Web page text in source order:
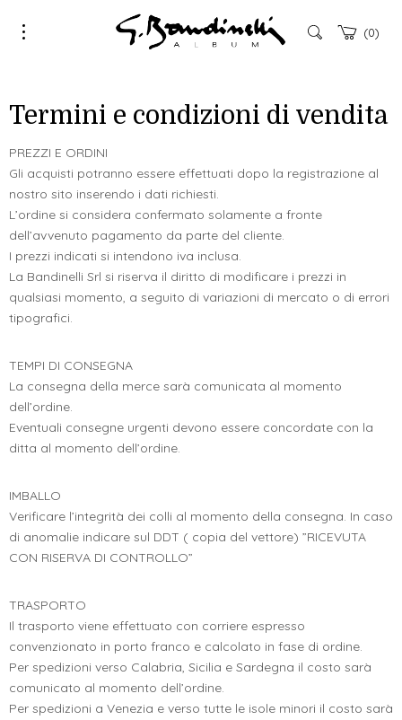
0
Termini e condizioni di vendita
PREZZI E ORDINI
Gli acquisti potranno essere effettuati dopo la registrazione al
nostro sito inserendo i dati richiesti.
L’ordine si considera confermato solamente a fronte
dell’avvenuto pagamento da parte del cliente.
I prezzi indicati si intendono iva inclusa.
La Bandinelli Srl si riserva il diritto di modificare i prezzi in
qualsiasi momento, a seguito di variazioni di mercato o di errori
tipografici.
TEMPI DI CONSEGNA
La consegna della merce sarà comunicata al momento
dell’ordine.
Eventuali consegne urgenti devono essere concordate con la
ditta al momento dell’ordine.
IMBALLO
Verificare l’integrità dei colli al momento della consegna. In caso
di anomalie indicare sul DDT ( copia del vettore) ”RICEVUTA
CON RISERVA DI CONTROLLO”
TRASPORTO
Il trasporto viene effettuato con corriere espresso
convenzionato in porto franco e calcolato in fase di ordine.
Per spedizioni verso Calabria, Sicilia e Sardegna il costo sarà
comunicato al momento dell’ordine.
Per spedizioni a Venezia e verso tutte le isole minori il costo sarà